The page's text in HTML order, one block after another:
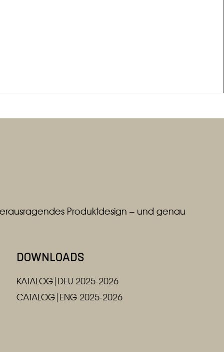
Produktdesign – und genau
DOWNLOADS
KATALOG|DEU 2025-2026
CATALOG|ENG 2025-2026